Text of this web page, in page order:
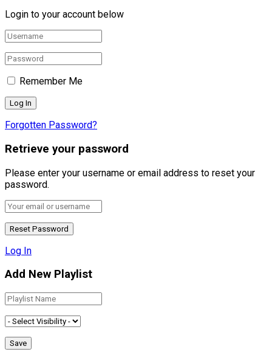
Login to your account below
Remember Me
Forgotten Password?
Retrieve your password
Please enter your username or email address to reset your
password.
Log In
Add New Playlist